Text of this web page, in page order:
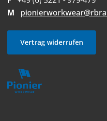
M
Vertrag widerrufen